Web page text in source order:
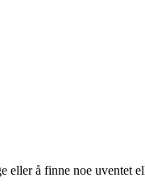
eller å finne noe uventet